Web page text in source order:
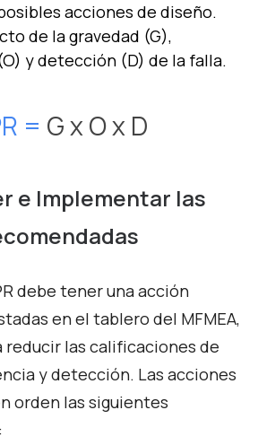
acciones de diseño.
de la gravedad (G),
y detección (D) de la falla.
= G x O x D
e Implementar las
debe tener una acción
en el tablero del MFMEA,
reducir las calificaciones de
y detección. Las acciones
orden las siguientes